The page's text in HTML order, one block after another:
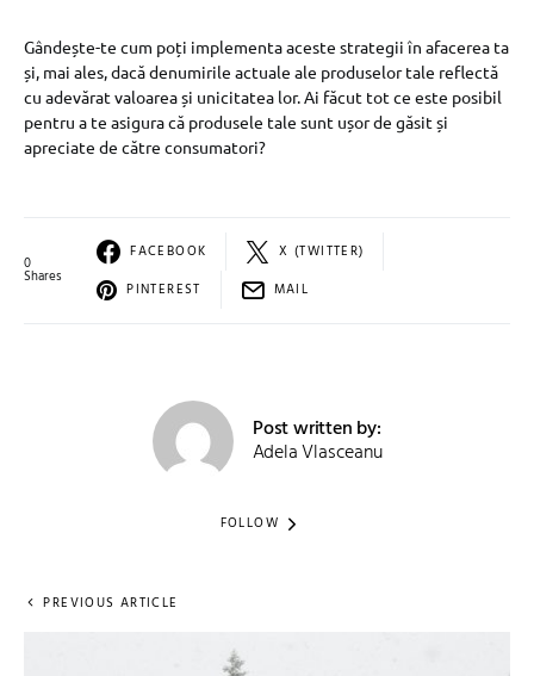
Gândește-te cum poți implementa aceste strategii în afacerea ta
și, mai ales, dacă denumirile actuale ale produselor tale reflectă
cu adevărat valoarea și unicitatea lor. Ai făcut tot ce este posibil
pentru a te asigura că produsele tale sunt ușor de găsit și
apreciate de către consumatori?
0
Shares
FACEBOOK
X (TWITTER)
PINTEREST
MAIL
Post written by:
Adela Vlasceanu
FOLLOW
PREVIOUS ARTICLE